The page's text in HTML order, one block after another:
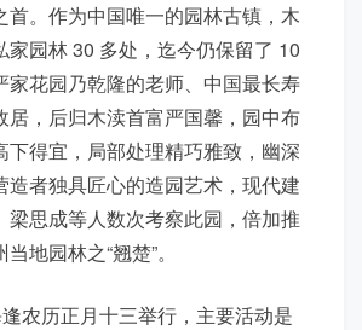
首。作为中国唯一的园林古镇，木
家园林 30 多处，迄今仍保留了 10
家花园乃乾隆的老师、中国最长寿
居，后归木渎首富严国馨，园中布
下得宜，局部处理精巧雅致，幽深
造者独具匠心的造园艺术，现代建
梁思成等人数次考察此园，倍加推
地园林之“翘楚”。
逢农历正月十三举行，主要活动是